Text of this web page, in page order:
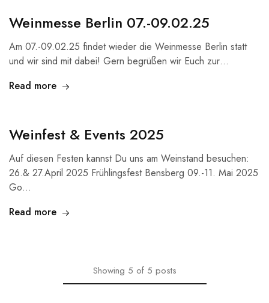
Weinmesse Berlin 07.-09.02.25
Am 07.-09.02.25 findet wieder die Weinmesse Berlin statt
und wir sind mit dabei! Gern begrüßen wir Euch zur…
Read more
Weinfest & Events 2025
Auf diesen Festen kannst Du uns am Weinstand besuchen:
26.& 27.April 2025 Frühlingsfest Bensberg 09.-11. Mai 2025
Go…
Read more
Showing 5 of 5 posts